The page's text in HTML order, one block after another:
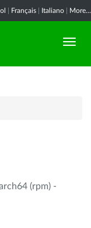
Français Italiano More...
(rpm) -